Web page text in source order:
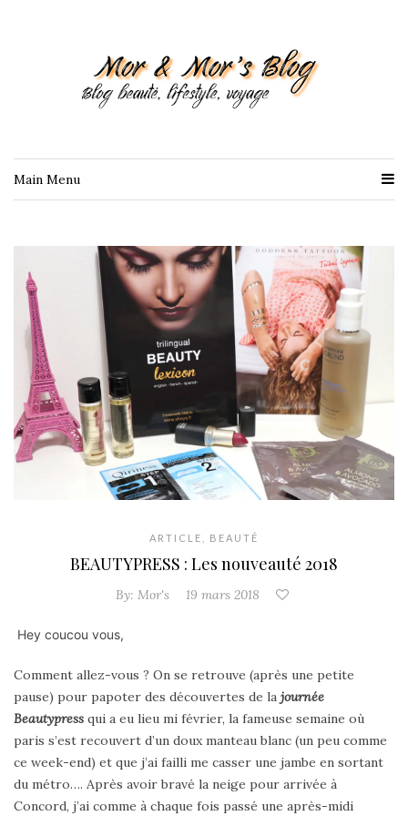
Main Menu
ARTICLE BEAUTÉ
BEAUTYPRESS : Les nouveauté 2018
By: Mor's 19 mars 2018
Hey coucou vous,
Comment allez-vous ? On se retrouve (après une petite
pause) pour papoter des découvertes de la journée
Beautypress qui a eu lieu mi février, la fameuse semaine où
paris s’est recouvert d’un doux manteau blanc (un peu comme
ce week-end) et que j’ai failli me casser une jambe en sortant
du métro…. Après avoir bravé la neige pour arrivée à
Concord, j’ai comme à chaque fois passé une après-midi